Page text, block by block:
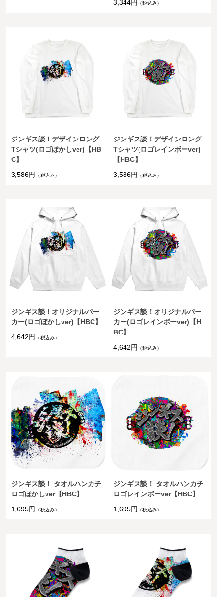
3,344円 （税込み）
ジンギス談！デザインロング
Tシャツ(ロゴぼかしver)【HB
C】
3,586円
（税込み）
ジンギス談！デザインロング
Tシャツ(ロゴレインボーver)
【HBC】
3,586円
（税込み）
ジンギス談！オリジナルパー
カー(ロゴぼかしver)【HBC】
4,642円
（税込み）
ジンギス談！オリジナルパー
カー(ロゴレインボーver)【H
BC】
4,642円
（税込み）
ジンギス談！ タオルハンカチ
ロゴぼかしver【HBC】
1,695円
（税込み）
ジンギス談！ タオルハンカチ
ロゴレインボーver【HBC】
1,695円
（税込み）